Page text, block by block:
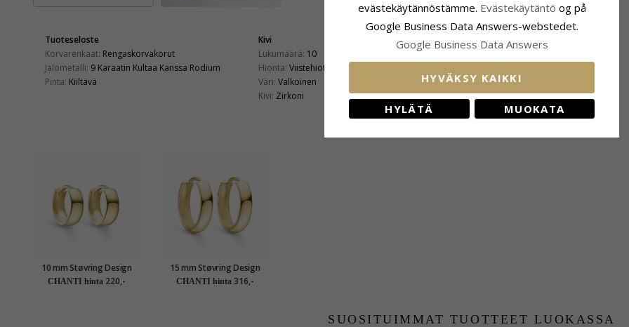
Tuoteseloste
Korvarenkaat: Rengaskorvakorut
Jalometalli: 9 Karaatin Kultaa Kanssa Rodium
Pinta: Kiiltävä
Kivi
Lukumäärä: 10
Hionta: Viistehiottu
Väri: Valkoinen
Kivi: Zirkoni
Koko
Syvyys: 1,5 mm
10 mm Støvring Design
rengas 8 karaatin kultaa
CHANTI hinta 220,-
15 mm Støvring Design
rengas 8 karaatin kultaa
CHANTI hinta 316,-
SUOSITUIMMAT TUOTTEET LUOKASSA
evästekäytännöstämme. Evästekäytäntö og på
Google Business Data Answers-webstedet.
Google Business Data Answers
HYVÄKSY KAIKKI
HYLÄTÄ MUOKATA